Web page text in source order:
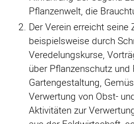
Pflanzenwelt, die
Der Verein erreicht seine
beispielsweise durch
Veredelungskurse,
über Pflanzenschutz und
Gartengestaltung,
Verwertung von Obst-
Aktivitäten zur